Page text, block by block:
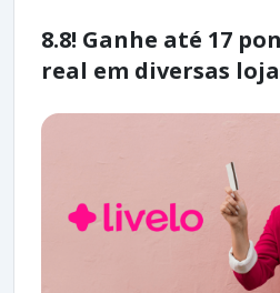
8.8! Ganhe até 17
real em diversas